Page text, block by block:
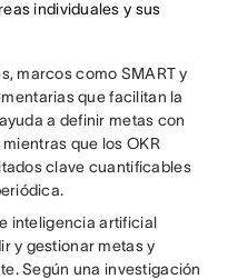
individuales y sus
marcos como SMART y
que facilitan la
a definir metas con
que los OKR
clave cuantificables
inteligencia artificial
y gestionar metas y
Según una investigación